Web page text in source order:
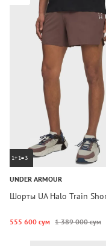
1+1=3
UNDER ARMOUR
Шорты UA Halo Train
555 600 сум 1 389 000 сум